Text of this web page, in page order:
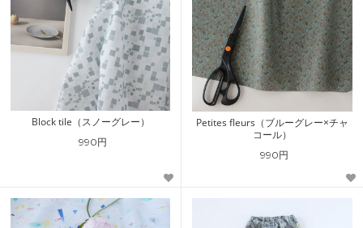
Block tile（スノーグレー）
990円
Petites fleurs（ブルーグレー×チャ
コール）
990円